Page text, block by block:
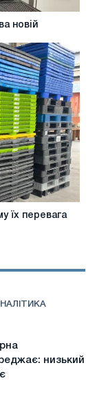
новій
їх перевага
низький